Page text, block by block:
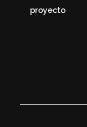
una casa? Sí,